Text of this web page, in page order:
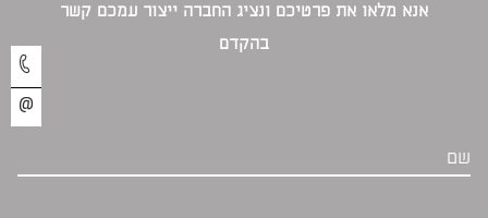
אנא מלאו את פרטיכם ונציג החברה ייצור עמכם קשר
בהקדם‎
שם